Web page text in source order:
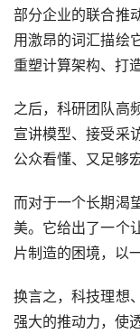
部分企业的联合推
用激昂的词汇描绘
重塑计算架构、打
之后，科研团队高
宣讲模型、接受采
公众看懂、又足够
而对于一个长期渴
美。它给出了一个
片制造的困境，以
换言之，科技理想
强大的推动力，使